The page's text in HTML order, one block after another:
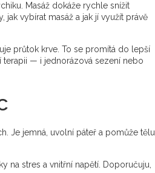
Masáž dokáže rychle snížit
jak vybírat masáž a jak jí využít právě
průtok krve. To se promítá do lepší
terapii — i jednorázová sezení nebo
Je jemná, uvolní páteř a pomůže tělu
na stres a vnitřní napětí. Doporučuju,